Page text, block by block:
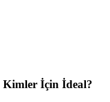
Kimler İçin İdeal?